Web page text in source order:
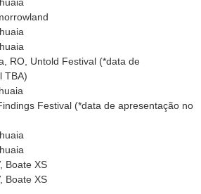
RO, Untold Festival (*data de
TBA)
Festival (*data de apresentação no
Boate XS
Boate XS